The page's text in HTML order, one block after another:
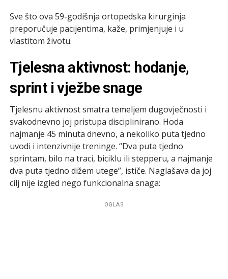
Sve što ova 59-godišnja ortopedska kirurginja
preporučuje pacijentima, kaže, primjenjuje i u
vlastitom životu.
Tjelesna aktivnost: hodanje,
sprint i vježbe snage
Tjelesnu aktivnost smatra temeljem dugovječnosti i
svakodnevno joj pristupa disciplinirano. Hoda
najmanje 45 minuta dnevno, a nekoliko puta tjedno
uvodi i intenzivnije treninge. “Dva puta tjedno
sprintam, bilo na traci, biciklu ili stepperu, a najmanje
dva puta tjedno dižem utege”, ističe. Naglašava da joj
cilj nije izgled nego funkcionalna snaga:
OGLAS